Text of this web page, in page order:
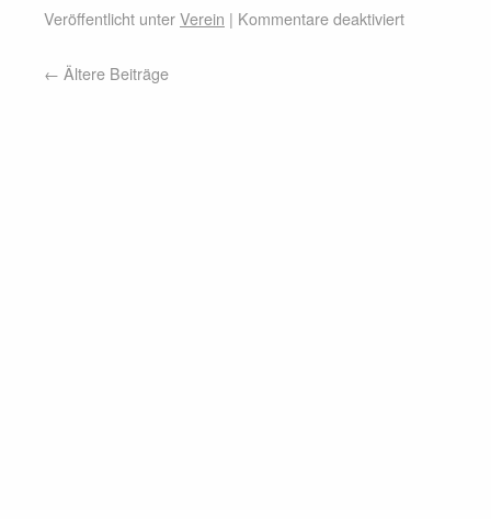
Veröffentlicht unterVerein | Kommentare deaktiviert
← Ältere Beiträge